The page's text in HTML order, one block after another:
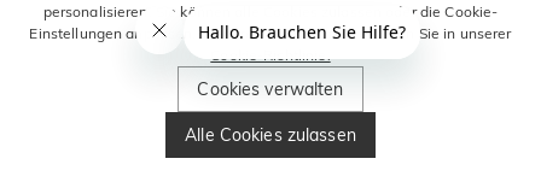
personalisieren. Sie können alle Cookies zulassen oder die Cookie-
Einstellungen anpassen. Weitere Informationen erhalten Sie in unserer
Cookie-Richtlinie.
Cookies verwalten
Alle Cookies zulassen